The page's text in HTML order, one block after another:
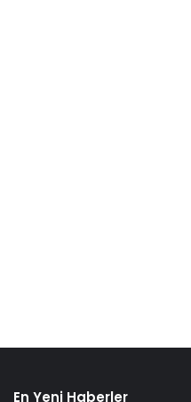
En Yeni Haberler